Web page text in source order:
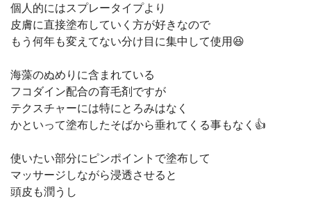
個人的にはスプレータイプより
皮膚に直接塗布していく方が好きなので
もう何年も変えてない分け目に集中して使用😆
海藻のぬめりに含まれている
フコダイン配合の育毛剤ですが
テクスチャーには特にとろみはなく
かといって塗布したそばから垂れてくる事もなく👍
使いたい部分にピンポイントで塗布して
マッサージしながら浸透させると
頭皮も潤うし